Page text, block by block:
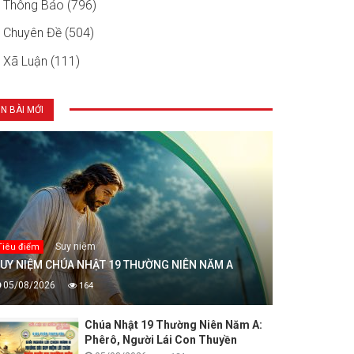
Thông Báo (796)
Chuyên Đề (504)
Xã Luận (111)
BÀI MỚI
điểm Suy niệm
NIỆM CHÚA NHẬT 19 THƯỜNG NIÊN NĂM A
05/08/2026 164
Chúa Nhật 19 Thường Niên Năm A:
Phêrô, Người Lái Con Thuyền